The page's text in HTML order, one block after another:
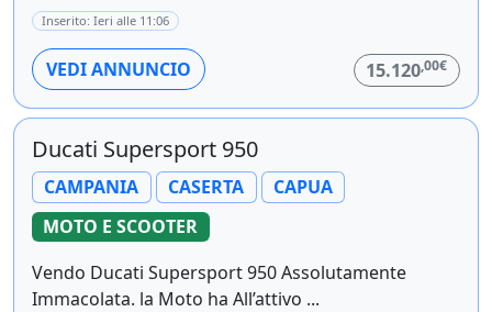
Inserito: Ieri alle 11:06
VEDI ANNUNCIO 15.120,00€
Ducati Supersport 950
CAMPANIA CASERTA
CAPUA
MOTO E SCOOTER
Vendo Ducati Supersport 950 Assolutamente
Immacolata. la Moto ha All’attivo ...